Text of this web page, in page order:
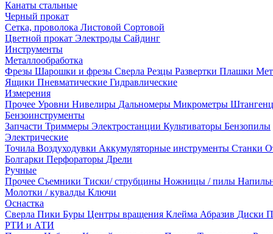
Канаты стальные
Черный прокат
Сетка, проволока Листовой Сортовой
Цветной прокат Электроды Сайдинг
Инструменты
Металлообработка
Фрезы Шарошки и фрезы Сверла Резцы Развертки Плашки
Ящики Пневматические Гидравлические
Измерения
Прочее Уровни Нивелиры Дальномеры Микрометры
Бензоинструменты
Запчасти Триммеры Электростанции Культиваторы Бензопилы
Электрические
Точила Воздуходувки Аккумуляторные инструменты Станки
Болгарки Перфораторы Дрели
Ручные
Прочее Съемники Тиски/ струбцины Ножницы / пилы
Молотки / кувалды Ключи
Оснастка
Сверла Пики Буры Центры вращения Клейма Абразив Диски
РТИ и АТИ